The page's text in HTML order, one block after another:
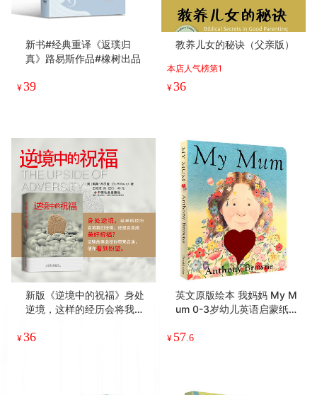
¥28.5 26.25
新书#经典重译《返璞归
真》路易斯作品#橡树出品
39
教养儿女的秘诀（父亲版）
本店人气榜第1
36